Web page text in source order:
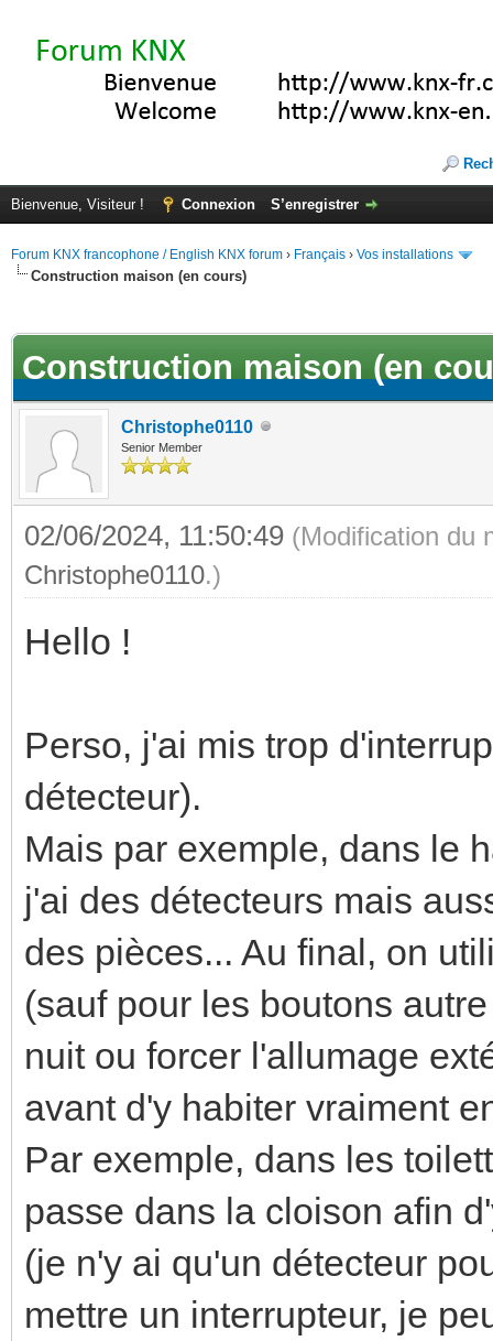
Bienvenue, Visiteur ! Connexion S’enregistrer
Forum KNX francophone / English KNX forum › Français › Vos installations
Construction maison (en cours)
Construction maison (en
Christophe0110
Senior Member
02/06/2024, 11:50:49 (Modification du
Christophe0110.)
Hello !
Perso, j'ai mis trop
détecteur).
Mais par exemple, dans le
j'ai des détecteurs mais
des pièces... Au final, on
(sauf pour les boutons
nuit ou forcer l'allumage
avant d'y habiter vraiment
Par exemple, dans les
passe dans la cloison afin
(je n'y ai qu'un détecteur
mettre un interrupteur, je